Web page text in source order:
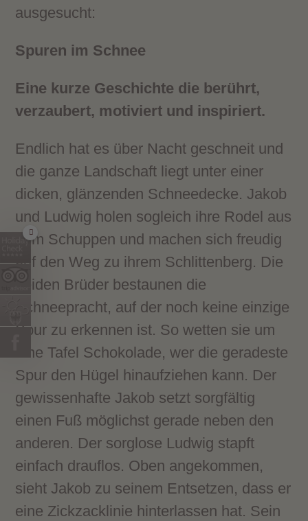
ausgesucht:
Spuren im Schnee
Eine kurze Geschichte die berührt,
verzaubert, motiviert und inspiriert.
Endlich hat es über Nacht geschneit und
die ganze Landschaft liegt unter einer
dicken, glänzenden Schneedecke. Jakob
und Ludwig holen sogleich ihre Rodel aus
dem Schuppen und machen sich freudig
auf den Weg zu ihrem Schlittenberg. Die
beiden Brüder bestaunen die
Schneepracht, auf der noch keine einzige
Spur zu erkennen ist. So wetten sie um
eine Tafel Schokolade, wer die geradeste
Spur den Hügel hinaufziehen kann. Der
gewissenhafte Jakob setzt sorgfältig
einen Fuß möglichst gerade neben den
anderen. Der sorglose Ludwig stapft
einfach drauflos. Oben angekommen,
sieht Jakob zu seinem Entsetzen, dass er
eine Zickzacklinie hinterlassen hat. Sein